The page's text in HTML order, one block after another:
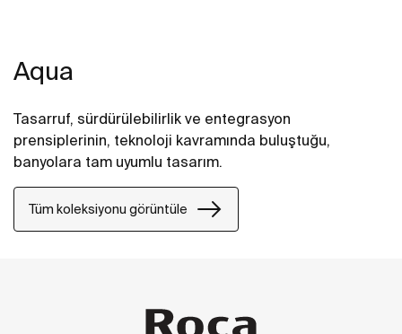
Aqua
Tasarruf, sürdürülebilirlik ve entegrasyon
prensiplerinin, teknoloji kavramında buluştuğu,
banyolara tam uyumlu tasarım.
Tüm koleksiyonu görüntüle